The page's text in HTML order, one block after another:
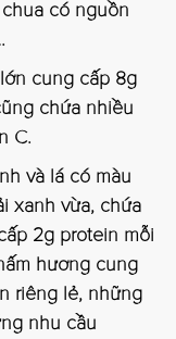
có nguồn
cung cấp 8g
chứa nhiều
C.
và lá có màu
xanh vừa, chứa
2g protein mỗi
hương cung
riêng lẻ, những
nhu cầu